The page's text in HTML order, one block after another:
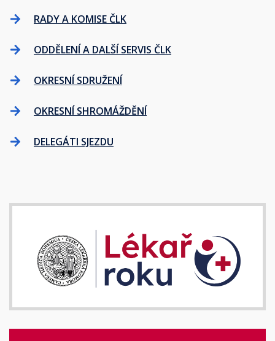
RADY A KOMISE ČLK
ODDĚLENÍ A DALŠÍ SERVIS ČLK
OKRESNÍ SDRUŽENÍ
OKRESNÍ SHROMÁŽDĚNÍ
DELEGÁTI SJEZDU